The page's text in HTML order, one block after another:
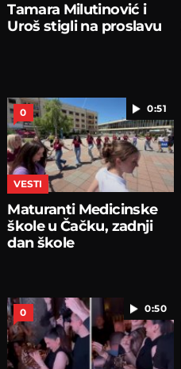
Tamara Milutinović i
Uroš stigli na proslavu
0:51
0
VESTI
Maturanti Medicinske
škole u Čačku, zadnji
dan škole
0:50
0